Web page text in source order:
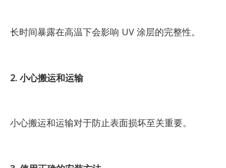
长时间暴露在高温下会影响 UV 涂层的完整性。
2. 小心搬运和运输
小心搬运和运输对于防止表面损坏至关重要。